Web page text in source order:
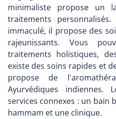
minimaliste propose un
traitements
immaculé, il propose des
rajeunissants. Vous
traitements holistiques,
existe des soins rapides et
propose de
Ayurvédiques
services connexes : un bain
hammam et une clinique.